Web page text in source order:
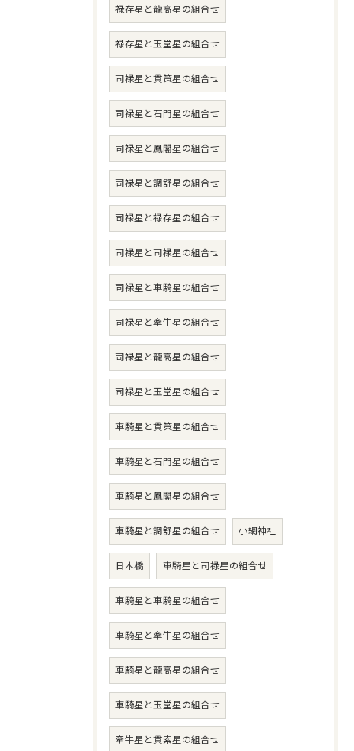
禄存星と龍高星の組合せ
禄存星と玉堂星の組合せ
司禄星と貫策星の組合せ
司禄星と石門星の組合せ
司禄星と鳳閣星の組合せ
司禄星と調舒星の組合せ
司禄星と禄存星の組合せ
司禄星と司禄星の組合せ
司禄星と車騎星の組合せ
司禄星と牽牛星の組合せ
司禄星と龍高星の組合せ
司禄星と玉堂星の組合せ
車騎星と貫策星の組合せ
車騎星と石門星の組合せ
車騎星と鳳閣星の組合せ
車騎星と調舒星の組合せ 小網神社
日本橋 車騎星と司禄星の組合せ
車騎星と車騎星の組合せ
車騎星と牽牛星の組合せ
車騎星と龍高星の組合せ
車騎星と玉堂星の組合せ
牽牛星と貫索星の組合せ